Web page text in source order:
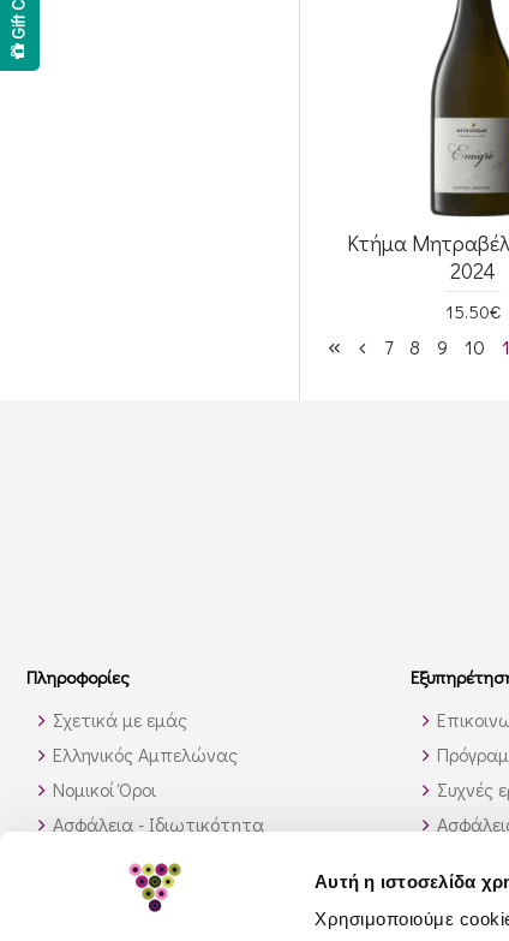
Αυτή η ιστοσελίδα
Χρησιμοποιούμε
Κτήμα
2024
15.50€
7 8 9 10
Πληροφορίες
Σχετικά με εμάς
Ελληνικός Αμπελώνας
Νομικοί Όροι
Ασφάλεια - Ιδιωτικότητα
Τρόποι Αποστολής
Διαθεσιμότητα προϊόντων
Συχνές
Πως θα